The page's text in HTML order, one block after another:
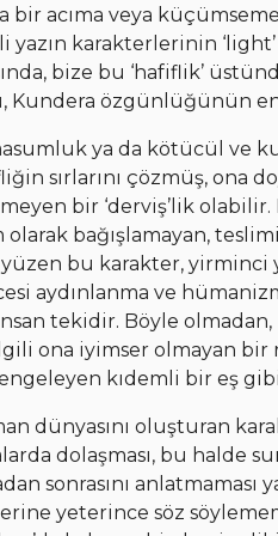
bir acıma veya
yazın karakterlerinin
bize bu ‘hafiflik’
Kundera özgünlüğünün
ya da kötücül ve
sırlarını çözmüş, ona
bir ‘derviş’lik
olarak bağışlamayan,
bu karakter, yirminci
aydınlanma ve
tekidir. Böyle olmadan,
ona iyimser olmayan bir
kıdemli bir eş
dünyasını oluşturan
dolaşması, bu halde
sonrasını
yeterince söz